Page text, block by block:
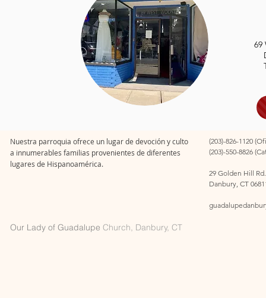
69
Nuestra parroquia ofrece un lugar de devoción y culto
a innumerables familias provenientes de diferentes
lugares de Hispanoamérica.
(203)-826-1120
(203)-550-8826
29 Golden Hill Rd.
Danbury, CT
Our Lady of Guadalupe Church, Danbury, CT